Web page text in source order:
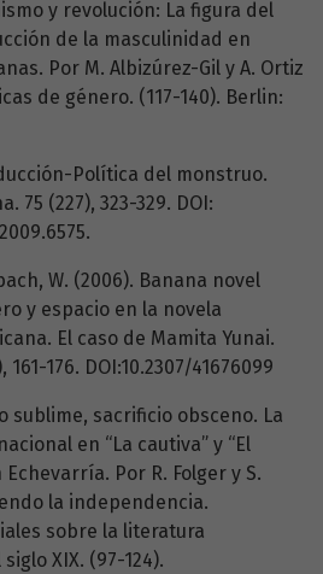
y revolución: La figura del
de la masculinidad en
Por M. Albizúrez-Gil y A. Ortiz
de género. (117-140). Berlin:
Política del monstruo.
75 (227), 323-329. DOI:
W. (2006). Banana novel
y espacio en la novela
El caso de Mamita Yunai.
176. DOI:10.2307/41676099
sublime, sacrificio obsceno. La
en “La cautiva” y “El
Por R. Folger y S.
la independencia.
sobre la literatura
XIX. (97-124).